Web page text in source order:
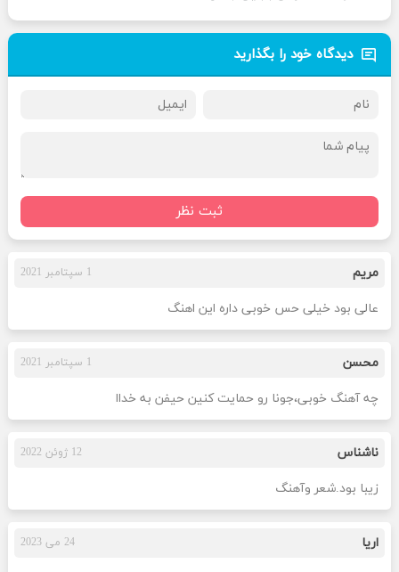
دیدگاه خود را بگذارید
ثبت نظر
مریم 1 سپتامبر 2021
عالی بود خیلی حس خوبی داره این اهنگ
محسن 1 سپتامبر 2021
چه آهنگ خوبی،جونا رو حمایت کنین حیفن به خداا
ناشناس 12 ژوئن 2022
زیبا بود.شعر وآهنگ
اریا 24 می 2023